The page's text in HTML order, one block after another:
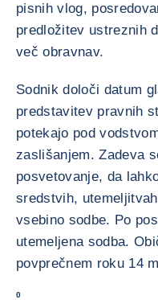
pisnih vlog,
predložitev ustreznih
več obravnav.
Sodnik določi datum
predstavitev pravnih
potekajo pod
zaslišanjem. Zadeva
posvetovanje, da
sredstvih,
vsebino sodbe. Po
utemeljena sodba.
povprečnem roku 14
0